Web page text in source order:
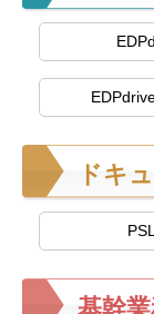
支
ドキ
基幹